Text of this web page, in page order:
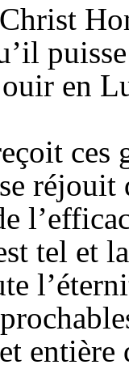
en
ces
réjouit
tel et